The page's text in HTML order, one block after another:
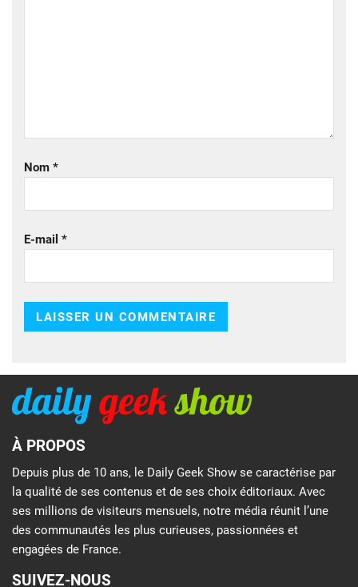
Nom *
E-mail *
À PROPOS
Depuis plus de 10 ans, le Daily Geek Show se caractérise par
la qualité de ses contenus et de ses choix éditoriaux. Avec
ses millions de visiteurs mensuels, notre média réunit l’une
des communautés les plus curieuses, passionnées et
engagées de France.
SUIVEZ-NOUS